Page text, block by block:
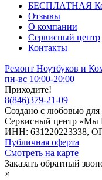
БЕСПЛАТНАЯ
Отзывы
О компании
Сервисный центр
Контакты
Ремонт Ноутбуков и
пн-вс 10:00-20:00
Приходите!
8(846)379-21-09
Создано с любовью для
Сервисный центр «Мы
ИНН: 631220223338,
Публичная оферта
Смотреть на карте
Заказать обратный
×